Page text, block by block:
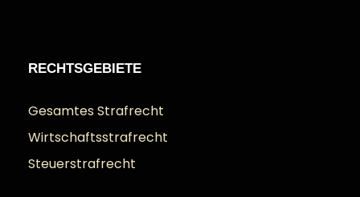
RECHTSGEBIETE
Gesamtes Strafrecht
Wirtschaftsstrafrecht
Steuerstrafrecht